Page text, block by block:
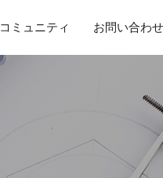
コミュニティ お問い合わせ